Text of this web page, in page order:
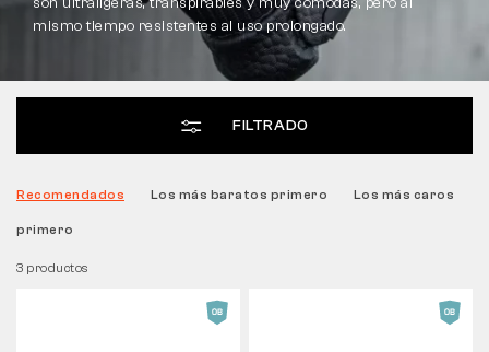
SOBRE NOSOTROS
mismo tiempo resistentes al uso prolongado.
FILTRADO
3 productos
Recomendados Los más baratos primero Los más caros
primero